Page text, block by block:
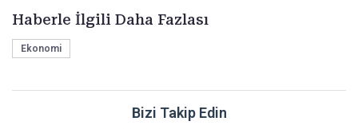
Haberle İlgili Daha Fazlası
Ekonomi
Bizi Takip Edin